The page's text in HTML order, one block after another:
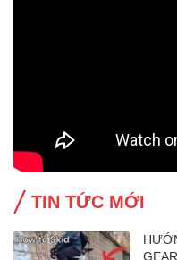
TIN TỨC MỚI